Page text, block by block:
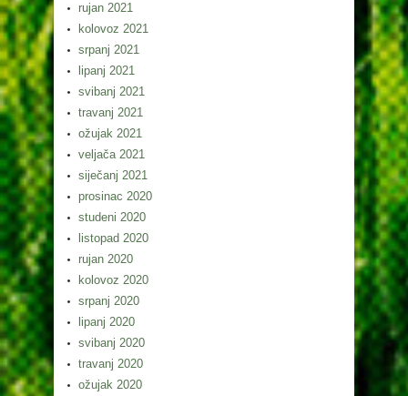
rujan 2021
kolovoz 2021
srpanj 2021
lipanj 2021
svibanj 2021
travanj 2021
ožujak 2021
veljača 2021
siječanj 2021
prosinac 2020
studeni 2020
listopad 2020
rujan 2020
kolovoz 2020
srpanj 2020
lipanj 2020
svibanj 2020
travanj 2020
ožujak 2020